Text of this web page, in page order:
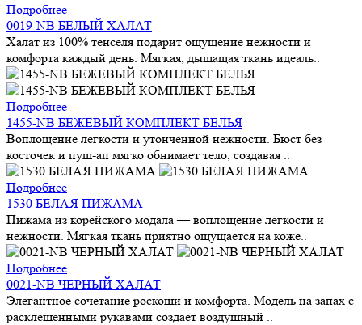
Подробнее
0019-NB БЕЛЫЙ ХАЛАТ
Халат из 100% тенселя подарит ощущение нежности и
комфорта каждый день. Мягкая, дышащая ткань идеаль..
Подробнее
1455-NB БЕЖЕВЫЙ КОМПЛЕКТ БЕЛЬЯ
Воплощение легкости и утонченной нежности. Бюст без
косточек и пуш-ап мягко обнимает тело, создавая ..
Подробнее
1530 БЕЛАЯ ПИЖАМА
Пижама из корейского модала — воплощение лёгкости и
нежности. Мягкая ткань приятно ощущается на коже..
Подробнее
0021-NB ЧЕРНЫЙ ХАЛАТ
Элегантное сочетание роскоши и комфорта. Модель на запах с
расклешёнными рукавами создает воздушный ..